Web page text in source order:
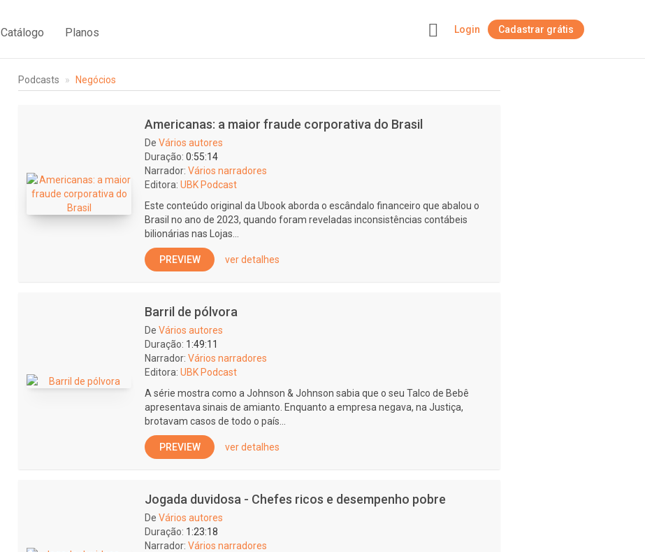
Catálogo Planos Login Cadastrar grátis
Podcasts Negócios
Americanas: a maior fraude corporativa do Brasil
De Vários autores
Duração: 0:55:14
Narrador: Vários narradores
Editora: UBK Podcast
Este conteúdo original da Ubook aborda o escândalo financeiro que abalou o
Brasil no ano de 2023, quando foram reveladas inconsistências contábeis
bilionárias nas Lojas...
PREVIEW ver detalhes
Barril de pólvora
De Vários autores
Duração: 1:49:11
Narrador: Vários narradores
Editora: UBK Podcast
A série mostra como a Johnson & Johnson sabia que o seu Talco de Bebê
apresentava sinais de amianto. Enquanto a empresa negava, na Justiça,
brotavam casos de todo o país...
PREVIEW ver detalhes
Jogada duvidosa - Chefes ricos e desempenho pobre
De Vários autores
Duração: 1:23:18
Narrador: Vários narradores